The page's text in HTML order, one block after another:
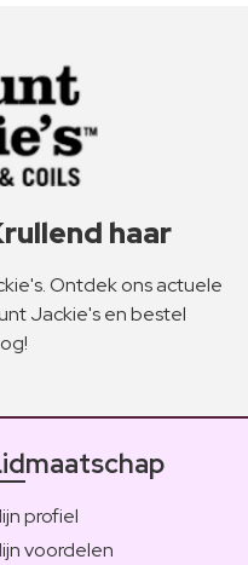
haar
Ontdek ons actuele
Jackie's en bestel
profiel
voordelen